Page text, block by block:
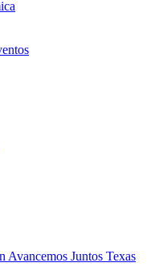
Avancemos Juntos Texas